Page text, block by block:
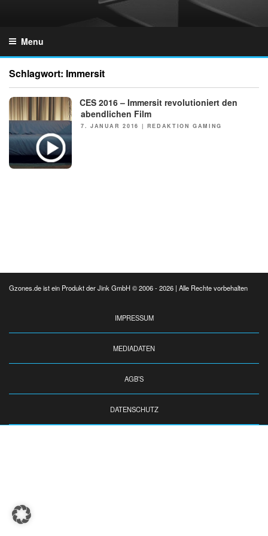
Menu
Schlagwort: Immersit
CES 2016 – Immersit revolutioniert den
abendlichen Film
POSTED
7. JANUAR 2016 | REDAKTION GAMING
Gzones.de ist ein Produkt der Jink GmbH © 2006 - 2026 | Alle Rechte vorbehalten
IMPRESSUM
MEDIADATEN
AGB’S
DATENSCHUTZ